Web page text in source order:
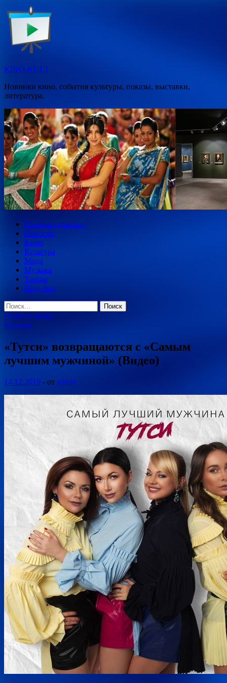
Перейти
к
содержимому
KINO-KULT
Новинки кино, события культуры, показы, выставки,
литература.
Главная страница
Новости
Кино
Культура
Мода
Музыка
Танцы
Шоу-биз
Найти:
Главное меню
Музыка
«Тутси» возвращаются с «Самым
лучшим мужчиной» (Видео)
14.12.2019 - от admin